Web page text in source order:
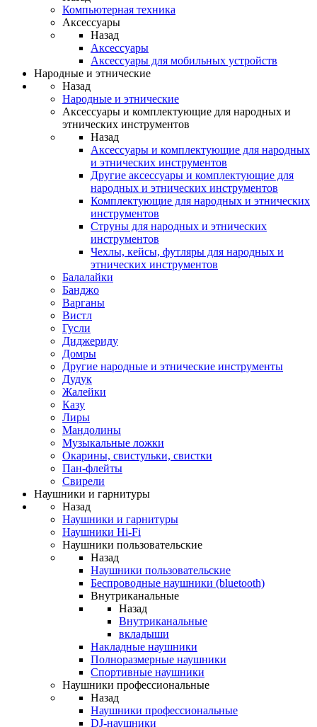
Компьютерная техника
Аксессуары
Назад
Аксессуары
Аксессуары для мобильных устройств
Народные и этнические
Назад
Народные и этнические
Аксессуары и комплектующие для народных и
этнических инструментов
Назад
Аксессуары и комплектующие для народных
и этнических инструментов
Другие аксессуары и комплектующие для
народных и этнических инструментов
Комплектующие для народных и этнических
инструментов
Струны для народных и этнических
инструментов
Чехлы, кейсы, футляры для народных и
этнических инструментов
Балалайки
Банджо
Варганы
Вистл
Гусли
Диджериду
Домры
Другие народные и этнические инструменты
Дудук
Жалейки
Казу
Лиры
Мандолины
Музыкальные ложки
Окарины, свистульки, свистки
Пан-флейты
Свирели
Наушники и гарнитуры
Назад
Наушники и гарнитуры
Наушники Hi-Fi
Наушники пользовательские
Назад
Наушники пользовательские
Беспроводные наушники (bluetooth)
Внутриканальные
Назад
Внутриканальные
вкладыши
Накладные наушники
Полноразмерные наушники
Спортивные наушники
Наушники профессиональные
Назад
Наушники профессиональные
DJ-наушники